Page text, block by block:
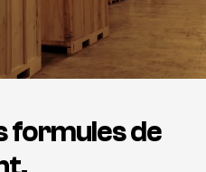
formules de